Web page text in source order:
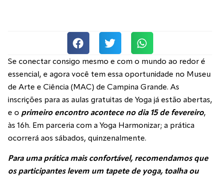
Se conectar consigo mesmo e com o mundo ao redor é
essencial, e agora você tem essa oportunidade no Museu
de Arte e Ciência (MAC) de Campina Grande. As
inscrições para as aulas gratuitas de Yoga já estão abertas,
e o primeiro encontro acontece no dia 15 de fevereiro,
às 16h. Em parceria com a Yoga Harmonizar; a prática
ocorrerá aos sábados, quinzenalmente.
Para uma prática mais confortável, recomendamos que
os participantes levem um tapete de yoga, toalha ou